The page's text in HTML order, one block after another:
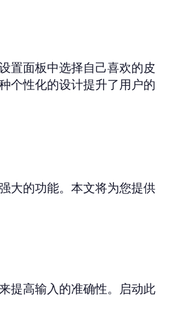
置面板中选择自己喜欢的皮
个性化的设计提升了用户的
大的功能。本文将为您提供
提高输入的准确性。启动此